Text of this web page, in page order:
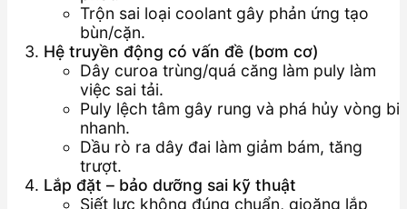
Trộn sai loại coolant gây phản ứng tạo
bùn/cặn.
Hệ truyền động có vấn đề (bơm cơ)
Dây curoa trùng/quá căng làm puly làm
việc sai tải.
Puly lệch tâm gây rung và phá hủy vòng bi
nhanh.
Dầu rò ra dây đai làm giảm bám, tăng
trượt.
Lắp đặt – bảo dưỡng sai kỹ thuật
Siết lực không đúng chuẩn, gioăng lắp